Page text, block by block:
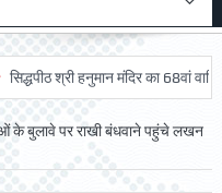
श्री हनुमान मंदिर का 68वां
के बुलावे पर राखी बंधवाने पहुंचे लखन